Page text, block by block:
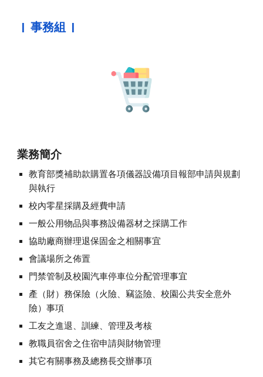
|事務組 |
業務簡介
教育部獎補助款購置各項儀器設備項目報部申請與規劃
與執行
校內零星採購及經費申請
一般公用物品與事務設備器材之採購工作
協助廠商辦理退保固金之相關事宜
會議場所之佈置
門禁管制及校園汽車停車位分配管理事宜
產（財）務保險（火險、竊盜險、校園公共安全意外
險）事項
工友之進退、訓練、管理及考核
教職員宿舍之住宿申請與財物管理
其它有關事務及總務長交辦事項